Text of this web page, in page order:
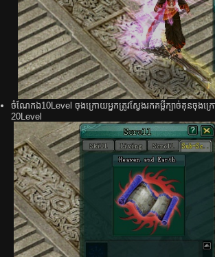
ចំណែក​ឯ​10Level ចុង​ក្រោយ​អ្នក​ត្រូវ​ស្វែង​រក​គម្ពី​ក្បាច់​គុន​ចុង​
20Level